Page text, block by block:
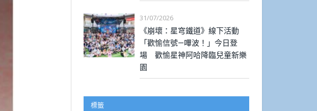
31/07/2026
《崩壞：星穹鐵道》線下活動
「歡愉信號—嗶波！」今日登
場 歡愉星神阿哈降臨兒童新樂
園
標籤